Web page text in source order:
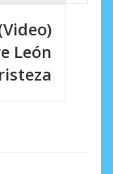
León